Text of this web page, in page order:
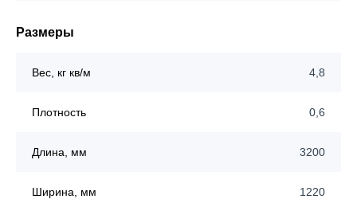
Размеры
Вес, кг кв/м 4,8
Плотность 0,6
Длина, мм 3200
Ширина, мм 1220